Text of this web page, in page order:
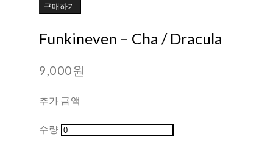
구매하기
Funkineven ‎– Cha / Dracula
9,000원
추가 금액
수량